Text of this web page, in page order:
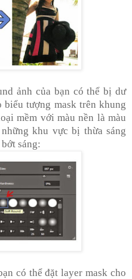
ảnh của bạn có thể bị dư
biểu tượng mask trên khung
mềm với màu nền là màu
khu vực bị thừa sáng
sáng:
có thể đặt layer mask cho